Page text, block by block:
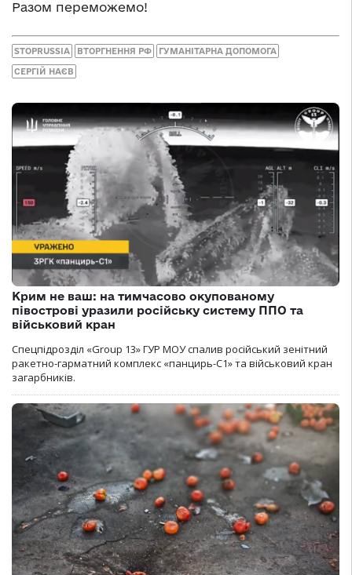
Разом переможемо!
STOPRUSSIA ВТОРГНЕННЯ РФ ГУМАНІТАРНА ДОПОМОГА
СЕРГІЙ НАЄВ
Крим не ваш: на тимчасово окупованому
півострові уразили російську систему ППО та
військовий кран
Спецпідрозділ «Group 13» ГУР МОУ спалив російський зенітний
ракетно-гарматний комплекс «панцирь-С1» та військовий кран
загарбників.